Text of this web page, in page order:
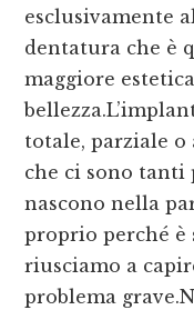
esclusivamente
dentatura che è
maggiore
totale, parziale o
che ci sono tanti
nascono nella
proprio perché è
riusciamo a
problema